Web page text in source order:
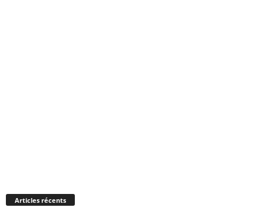
Articles récents